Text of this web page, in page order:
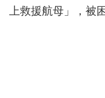
上救援航母」，被